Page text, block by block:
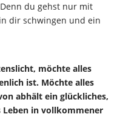
du gehst nur mit
dir schwingen und ein
möchte alles
ist. Möchte alles
abhält ein glückliches,
Leben in vollkommener